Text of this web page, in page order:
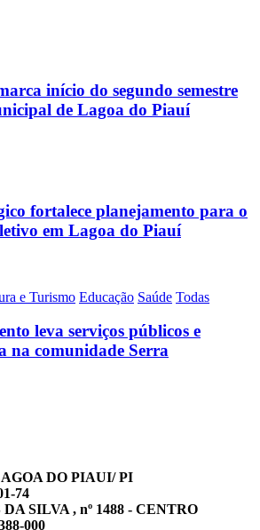
início do segundo semestre
de Lagoa do Piauí
fortalece planejamento para o
em Lagoa do Piauí
e Turismo Educação Saúde Todas
leva serviços públicos e
na comunidade Serra
DO PIAUI/ PI
74
SILVA , nº 1488 - CENTRO
000